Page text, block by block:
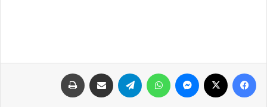
فيسبوك ماسنجر واتساب تيلقرام مشاركة عبر البريد